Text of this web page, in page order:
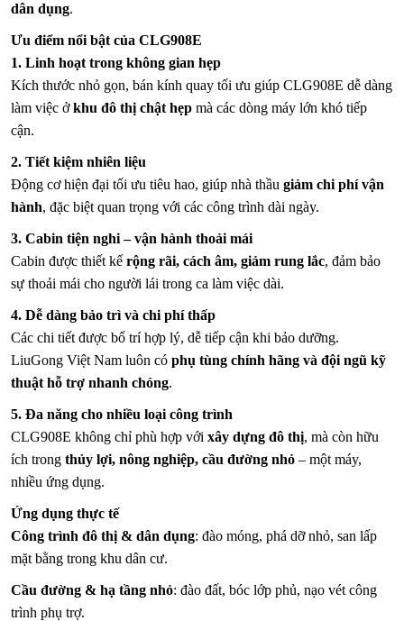
dân dụng.
Ưu điểm nổi bật của CLG908E
1. Linh hoạt trong không gian hẹp
Kích thước nhỏ gọn, bán kính quay tối ưu giúp CLG908E dễ dàng
làm việc ởkhu đô thị chật hẹp mà các dòng máy lớn khó tiếp
cận.
2. Tiết kiệm nhiên liệu
Động cơ hiện đại tối ưu tiêu hao, giúp nhà thầu giảm chi phí vận
hành, đặc biệt quan trọng với các công trình dài ngày.
3. Cabin tiện nghi – vận hành thoải mái
Cabin được thiết kế rộng rãi, cách âm, giảm rung lắc, đảm bảo
sự thoải mái cho người lái trong ca làm việc dài.
4. Dễ dàng bảo trì và chi phí thấp
Các chi tiết được bố trí hợp lý, dễ tiếp cận khi bảo dưỡng.
LiuGong Việt Nam luôn có phụ tùng chính hãng và đội ngũ kỹ
thuật hỗ trợ nhanh chóng.
5. Đa năng cho nhiều loại công trình
CLG908E không chỉ phù hợp với xây dựng đô thị, mà còn hữu
ích trong thủy lợi, nông nghiệp, cầu đường nhỏ – một máy,
nhiều ứng dụng.
Ứng dụng thực tế
Công trình đô thị & dân dụng: đào móng, phá dỡ nhỏ, san lấp
mặt bằng trong khu dân cư.
Cầu đường & hạ tầng nhỏ: đào đất, bóc lớp phủ, nạo vét công
trình phụ trợ.